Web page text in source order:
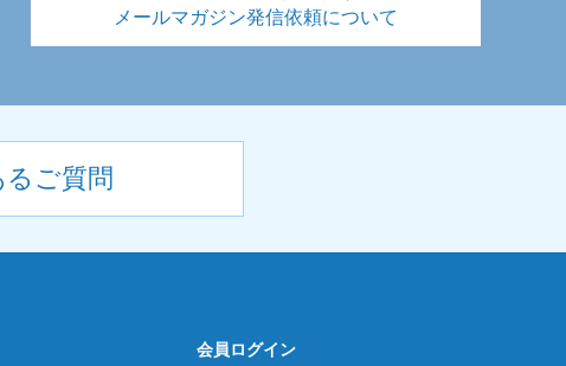
メールマガジン発信依頼について
ご質問
会員ログイン